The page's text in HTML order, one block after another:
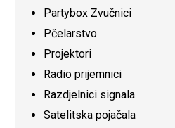
Partybox Zvučnici
Pčelarstvo
Projektori
Radio prijemnici
Razdjelnici signala
Satelitska pojačala